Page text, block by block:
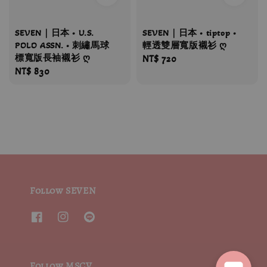
SEVEN｜日本 • U.S.
POLO ASSN. • 刺繡馬球
標寬版長袖襯衫 ღ
Regular
NT$ 830
SEVEN｜日本 • tiptop •
輕透雙層寬版襯衫 ღ
Regular
NT$ 720
Follow SEVEN